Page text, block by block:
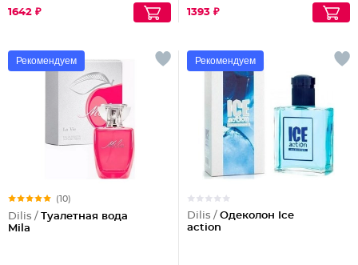
1642 ₽ 1393 ₽
Рекомендуем
(10)
Dilis / Туалетная вода
Mila
Рекомендуем
Dilis / Одеколон Ice
action